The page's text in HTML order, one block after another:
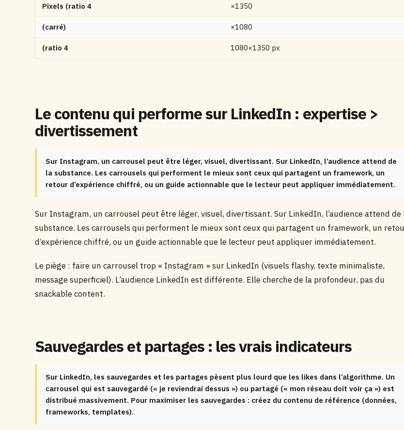
Pixels (ratio 4 ×1350
(carré) ×1080
(ratio 4 1080×1350 px
Le contenu qui performe sur LinkedIn : expertise >
divertissement
Sur Instagram, un carrousel peut être léger, visuel, divertissant. Sur LinkedIn, l’audience attend de
la substance. Les carrousels qui performent le mieux sont ceux qui partagent un framework, un
retour d’expérience chiffré, ou un guide actionnable que le lecteur peut appliquer immédiatement.
Sur Instagram, un carrousel peut être léger, visuel, divertissant. Sur LinkedIn, l’audience attend de
substance. Les carrousels qui performent le mieux sont ceux qui partagent un framework, un
d’expérience chiffré, ou un guide actionnable que le lecteur peut appliquer immédiatement.
Le piège : faire un carrousel trop « Instagram » sur LinkedIn (visuels flashy, texte minimaliste,
message superficiel). L’audience LinkedIn est différente. Elle cherche de la profondeur, pas du
snackable content.
Sauvegardes et partages : les vrais indicateurs
Sur LinkedIn, les sauvegardes et les partages pèsent plus lourd que les likes dans l’algorithme. Un
carrousel qui est sauvegardé (« je reviendrai dessus ») ou partagé (« mon réseau doit voir ça ») est
distribué massivement. Pour maximiser les sauvegardes : créez du contenu de référence (données,
frameworks, templates).